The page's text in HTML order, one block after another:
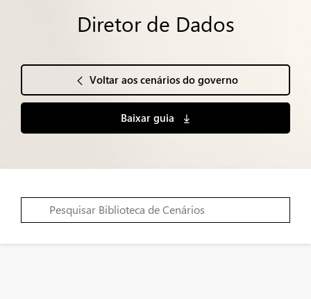
Diretor de Dados
Voltar aos cenários do governo
Baixar guia